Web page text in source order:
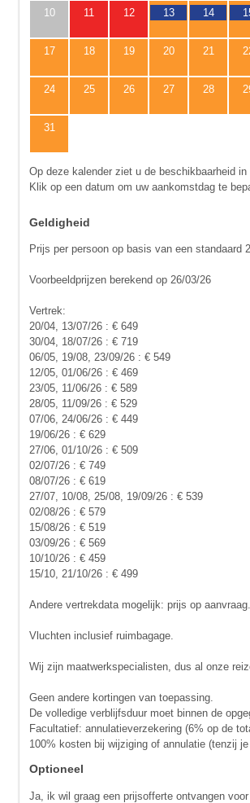
10 11 12 13 14
17 18 19 20 21
24 25 26 27 28
31
Op deze kalender ziet u de beschikbaarheid in
Klik op een datum om uw aankomstdag te
Geldigheid
Prijs per persoon op basis van een standaard
Voorbeeldprijzen berekend op 26/03/26
Vertrek:
20/04, 13/07/26 : € 649
30/04, 18/07/26 : € 719
06/05, 19/08, 23/09/26 : € 549
12/05, 01/06/26 : € 469
23/05, 11/06/26 : € 589
28/05, 11/09/26 : € 529
07/06, 24/06/26 : € 449
19/06/26 : € 629
27/06, 01/10/26 : € 509
02/07/26 : € 749
08/07/26 : € 619
27/07, 10/08, 25/08, 19/09/26 : € 539
02/08/26 : € 579
15/08/26 : € 519
03/09/26 : € 569
10/10/26 : € 459
15/10, 21/10/26 : € 499
Andere vertrekdata mogelijk: prijs op aanvraag.
Vluchten inclusief ruimbagage.
Wij zijn maatwerkspecialisten, dus al onze
Geen andere kortingen van toepassing.
De volledige verblijfsduur moet binnen de
Facultatief: annulatieverzekering (6% op de
100% kosten bij wijziging of annulatie (tenzij
Optioneel
Ja, ik wil graag een prijsofferte ontvangen